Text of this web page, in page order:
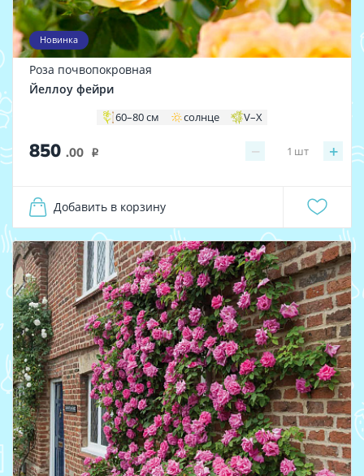
Новинка
Роза почвопокровная
Йеллоу фейри
60–80 см солнце V–X
850 .00 i − +
1 шт
Добавить в корзину